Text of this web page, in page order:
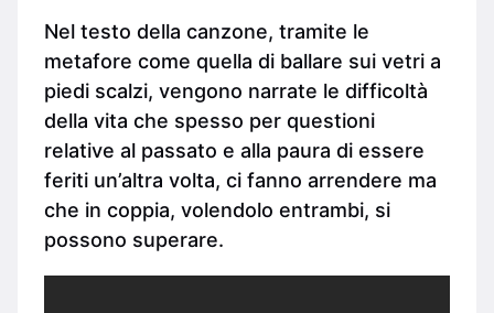
Nel testo della canzone, tramite le
metafore come quella di ballare sui vetri a
piedi scalzi, vengono narrate le difficoltà
della vita che spesso per questioni
relative al passato e alla paura di essere
feriti un’altra volta, ci fanno arrendere ma
che in coppia, volendolo entrambi, si
possono superare.